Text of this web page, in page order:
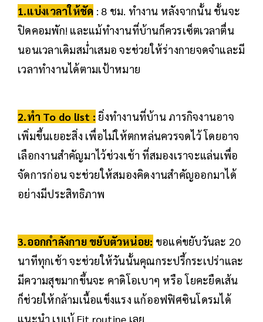
1.แบ่งเวลาให้ชัด : 8 ชม. ทำงาน หลังจากนั้น ชั้นจะ
ปิดคอมพัก! และแม้ทำงานที่บ้านก็ควรเซ็ตเวลาตื่น
นอนเวลาเดิมสม่ำเสมอ จะช่วยให้ร่างกายจดจำและมี
เวลาทำงานได้ตามเป้าหมาย
2.ทำ To do list : ยิ่งทำงานที่บ้าน ภารกิจงานอาจ
เพิ่มขึ้นเยอะสิ่ง เพื่อไม่ให้ตกหล่นควรจดไว้ โดยอาจ
เลือกงานสำคัญมาไว้ช่วงเช้า ที่สมองเราจะแล่นเพื่อ
จัดการก่อน จะช่วยให้สมองคิดงานสำคัญออกมาได้
อย่างมีประสิทธิภาพ
3.ออกกำลังกาย ขยับตัวหน่อย: ขอแค่ขยับวันละ 20
นาทีทุกเช้า จะช่วยให้วันนั้นคุณกระปรี้กระเปร่าและ
มีความสุขมากขึ้นจะ คาดิโอเบาๆ หรือ โยคะยืดเส้น
ก็ช่วยให้กล้ามเนื้อแข็งแรง แก้ออฟฟิศซินโดรมได้
แนะนำ เบเบ้ Fit routine เลย